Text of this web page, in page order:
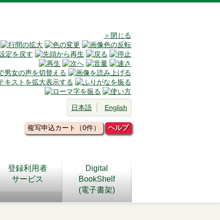
＞閉じる
日本語 English
複写申込カート（0件） ヘルプ
登録利用者
サービス
Digital
BookShelf
(電子書架)